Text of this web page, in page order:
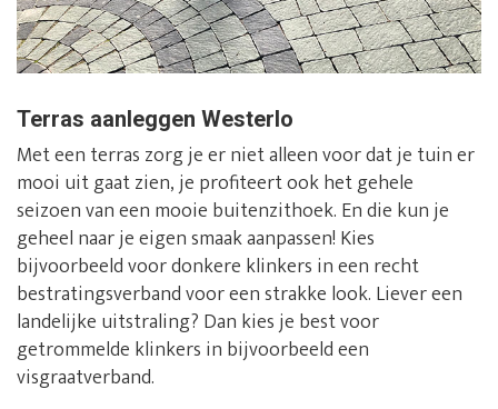
Terras aanleggen Westerlo
Met een terras zorg je er niet alleen voor dat je tuin er
mooi uit gaat zien, je profiteert ook het gehele
seizoen van een mooie buitenzithoek. En die kun je
geheel naar je eigen smaak aanpassen! Kies
bijvoorbeeld voor donkere klinkers in een recht
bestratingsverband voor een strakke look. Liever een
landelijke uitstraling? Dan kies je best voor
getrommelde klinkers in bijvoorbeeld een
visgraatverband.